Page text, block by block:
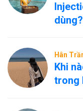
dùng?
Hân
Khi
trong